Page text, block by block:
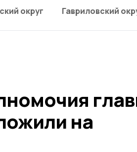
округ Гавриловский
на